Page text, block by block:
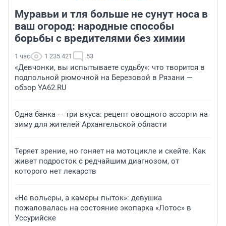
Муравьи и тля больше не сунут носа в
ваш огород: народные способы
борьбы с вредителями без химии
1 час 1 235 421 53
«Девчонки, вы испытываете судьбу»: что творится в
подпольной рюмочной на Березовой в Рязани —
обзор YA62.RU
Одна банка — три вкуса: рецепт овощного ассорти на
зиму для жителей Архангельской области
Теряет зрение, но гоняет на мотоцикле и скейте. Как
живет подросток с редчайшим диагнозом, от
которого нет лекарств
«Не вольеры, а камеры пыток»: девушка
пожаловалась на состояние экопарка «Лотос» в
Уссурийске